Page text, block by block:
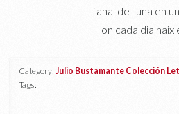
fanal de lluna en
on cada dia naix
Category:Julio Bustamante Colección
Tags: